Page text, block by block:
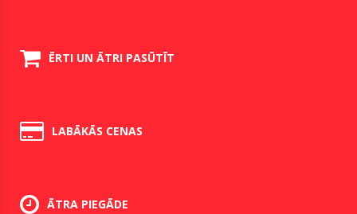
ĒRTI UN ĀTRI PASŪTĪT
LABĀKĀS CENAS
ĀTRA PIEGĀDE